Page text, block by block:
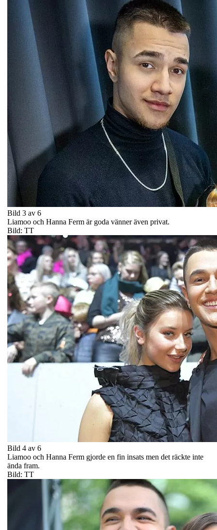
Bild 3 av 6
Liamoo och Hanna Ferm är goda vänner även privat.
Bild: TT
Bild 4 av 6
Liamoo och Hanna Ferm gjorde en fin insats men det räckte inte
ända fram.
Bild: TT